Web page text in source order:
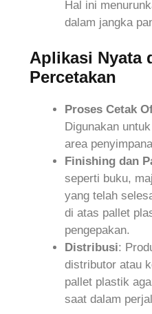
Hal ini
dalam jangka
Aplikasi Nyata
Percetakan
Proses Cetak
Digunakan
area
Finishing dan
seperti buku,
yang telah
di atas pallet
pengepakan.
Distribusi:
distributor atau
pallet plastik
saat dalam